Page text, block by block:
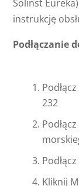
Solinst
instrukcję
Podłączanie
232
Kliknij